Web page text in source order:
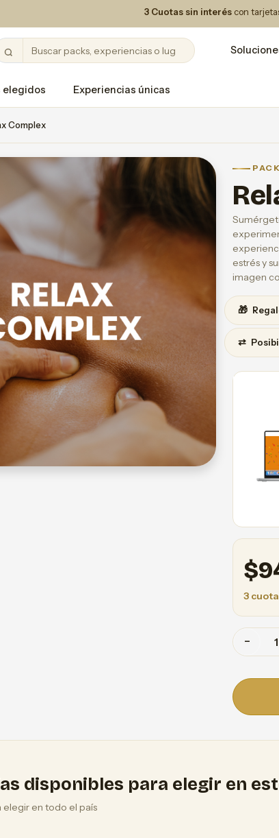
3 Cuotas sin interés con
elegidos Experiencias únicas
Complex
estrés y
imagen
🎁
⇄
$
3
−
disponibles para elegir en
elegir en todo el país